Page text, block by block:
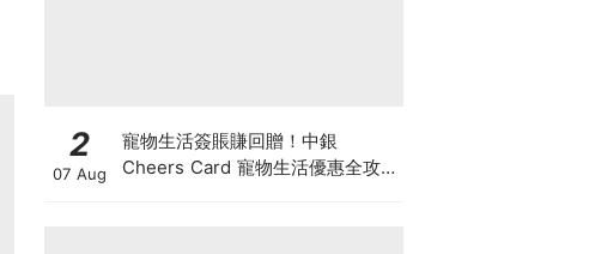
2
07 Aug
寵物生活簽賬賺回贈！中銀
Cheers Card 寵物生活優惠全攻